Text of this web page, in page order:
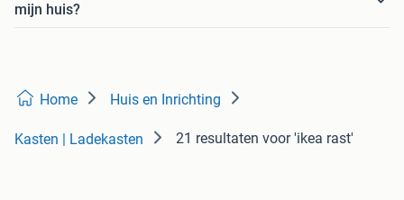
mijn huis?
Home Huis en Inrichting
Kasten | Ladekasten 21 resultaten voor 'ikea rast'